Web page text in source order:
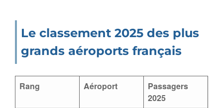
Le classement 2025 des plus
grands aéroports français
Rang Aéroport
Passagers
2025